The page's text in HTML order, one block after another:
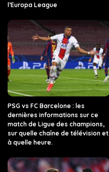
l’Europa League
PSG vs FC Barcelone : les
dernières informations sur ce
match de Ligue des champions,
sur quelle chaîne de télévision et
à quelle heure.